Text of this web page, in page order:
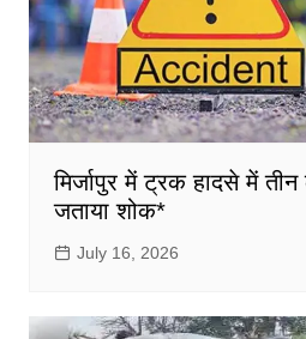
मिर्जापुर में ट्रक हादसे में तीन
जताया शोक*
July 16, 2026